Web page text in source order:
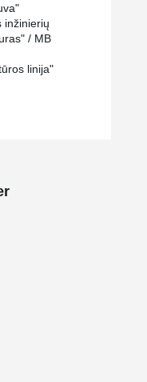
inžinierių
/ MB
linija"